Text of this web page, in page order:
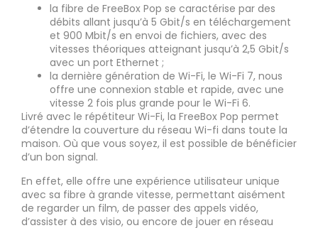
la fibre de FreeBox Pop se caractérise par des
débits allant jusqu’à 5 Gbit/s en téléchargement
et 900 Mbit/s en envoi de fichiers, avec des
vitesses théoriques atteignant jusqu’à 2,5 Gbit/s
avec un port Ethernet ;
la dernière génération de Wi-Fi, le Wi-Fi 7, nous
offre une connexion stable et rapide, avec une
vitesse 2 fois plus grande pour le Wi-Fi 6.
Livré avec le répétiteur Wi-Fi, la FreeBox Pop permet
d’étendre la couverture du réseau Wi-fi dans toute la
maison. Où que vous soyez, il est possible de bénéficier
d’un bon signal.
En effet, elle offre une expérience utilisateur unique
avec sa fibre à grande vitesse, permettant aisément
de regarder un film, de passer des appels vidéo,
d’assister à des visio, ou encore de jouer en réseau